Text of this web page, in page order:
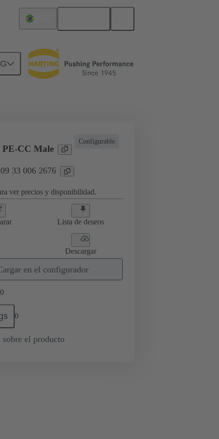
aplicaciones industriales
Configurable
CC Male
33 006 2676
ver precios y disponibilidad.
Lista de deseos
Descargar
en el configurador
0
0
sobre el producto